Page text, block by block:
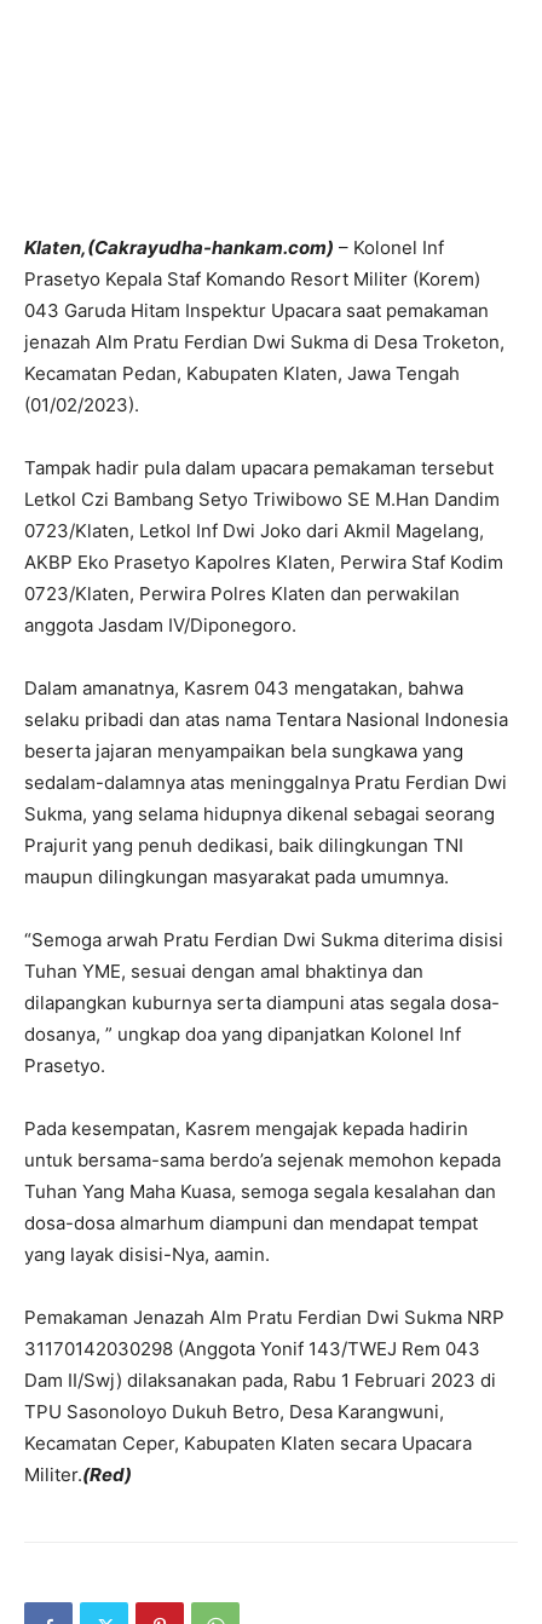
Klaten,(Cakrayudha-hankam.com) – Kolonel Inf
Prasetyo Kepala Staf Komando Resort Militer (Korem)
043 Garuda Hitam Inspektur Upacara saat pemakaman
jenazah Alm Pratu Ferdian Dwi Sukma di Desa Troketon,
Kecamatan Pedan, Kabupaten Klaten, Jawa Tengah
(01/02/2023).
Tampak hadir pula dalam upacara pemakaman tersebut
Letkol Czi Bambang Setyo Triwibowo SE M.Han Dandim
0723/Klaten, Letkol Inf Dwi Joko dari Akmil Magelang,
AKBP Eko Prasetyo Kapolres Klaten, Perwira Staf Kodim
0723/Klaten, Perwira Polres Klaten dan perwakilan
anggota Jasdam IV/Diponegoro.
Dalam amanatnya, Kasrem 043 mengatakan, bahwa
selaku pribadi dan atas nama Tentara Nasional Indonesia
beserta jajaran menyampaikan bela sungkawa yang
sedalam-dalamnya atas meninggalnya Pratu Ferdian Dwi
Sukma, yang selama hidupnya dikenal sebagai seorang
Prajurit yang penuh dedikasi, baik dilingkungan TNI
maupun dilingkungan masyarakat pada umumnya.
“Semoga arwah Pratu Ferdian Dwi Sukma diterima disisi
Tuhan YME, sesuai dengan amal bhaktinya dan
dilapangkan kuburnya serta diampuni atas segala dosa-
dosanya, ” ungkap doa yang dipanjatkan Kolonel Inf
Prasetyo.
Pada kesempatan, Kasrem mengajak kepada hadirin
untuk bersama-sama berdo’a sejenak memohon kepada
Tuhan Yang Maha Kuasa, semoga segala kesalahan dan
dosa-dosa almarhum diampuni dan mendapat tempat
yang layak disisi-Nya, aamin.
Pemakaman Jenazah Alm Pratu Ferdian Dwi Sukma NRP
31170142030298 (Anggota Yonif 143/TWEJ Rem 043
Dam II/Swj) dilaksanakan pada, Rabu 1 Februari 2023 di
TPU Sasonoloyo Dukuh Betro, Desa Karangwuni,
Kecamatan Ceper, Kabupaten Klaten secara Upacara
Militer.(Red)